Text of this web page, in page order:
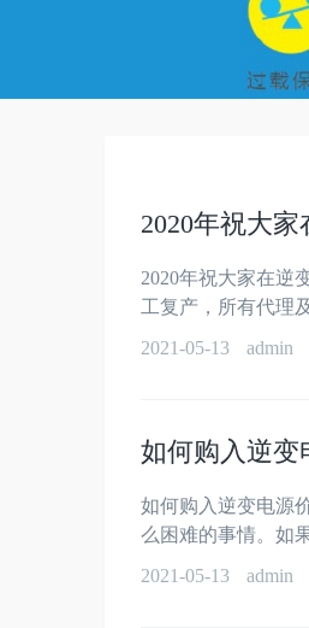
2020年祝大
2020年祝大家在逆
工复产，所有代理
2021-05-13
admin
如何购入逆变
如何购入逆变电源
么困难的事情。如
2021-05-13
admin